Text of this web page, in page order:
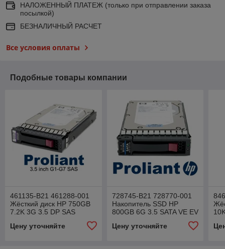
НАЛОЖЕННЫЙ ПЛАТЕЖ (только при отправлении заказа
посылкой)
БЕЗНАЛИЧНЫЙ РАСЧЕТ
Все условия оплаты
Подобные товары компании
461135-B21 461288-001
Жёсткий диск HP 750GB
7.2K 3G 3.5 DP SAS
Цену уточняйте
728745-B21 728770-001
Накопитель SSD HP
800GB 6G 3.5 SATA VE EV
Цену уточняйте